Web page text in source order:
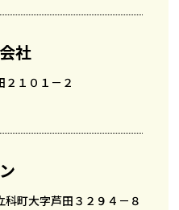
社
１０１－２
町大字芦田３２９４－８